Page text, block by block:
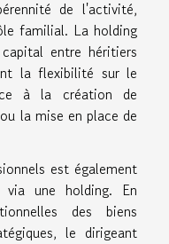
de l'activité,
familial. La holding
entre héritiers
la flexibilité sur le
à la création de
la mise en place de
est également
une holding. En
des biens
le dirigeant